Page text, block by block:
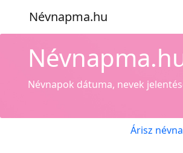
Névnapma.hu
Névnapok dátuma, nevek
Árisz